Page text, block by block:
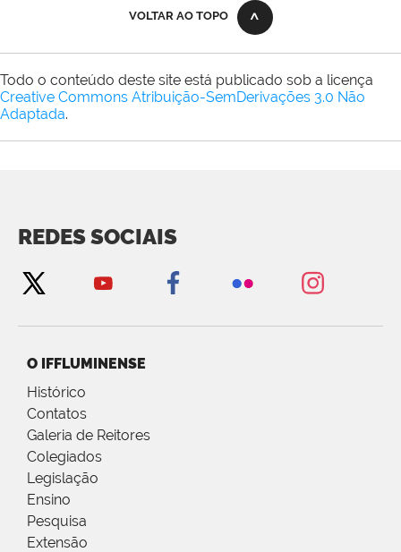
VOLTAR AO TOPO
Todo o conteúdo deste site está publicado sob a licença
Creative Commons Atribuição-SemDerivações 3.0 Não
Adaptada.
REDES SOCIAIS
O IFFLUMINENSE
Histórico
Contatos
Galeria de Reitores
Colegiados
Legislação
Ensino
Pesquisa
Extensão